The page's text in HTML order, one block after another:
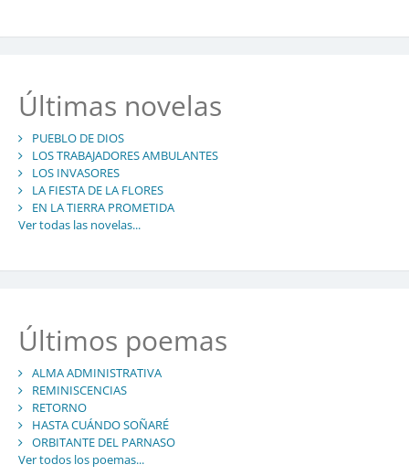
Últimas novelas
PUEBLO DE DIOS
LOS TRABAJADORES AMBULANTES
LOS INVASORES
LA FIESTA DE LA FLORES
EN LA TIERRA PROMETIDA
Ver todas las novelas...
Últimos poemas
ALMA ADMINISTRATIVA
REMINISCENCIAS
RETORNO
HASTA CUÁNDO SOÑARÉ
ORBITANTE DEL PARNASO
Ver todos los poemas...